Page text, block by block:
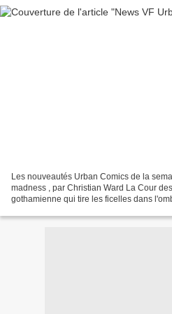
Les nouveautés Urban Comics de la
madness , par Christian Ward La Cour
gothamienne qui tire les ficelles dans